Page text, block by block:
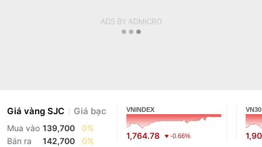
Giá vàng SJC Giá bạc
Mua vào 139,700
0%
Bán ra
142,700 0%
VNINDEX
1,764.78 -0.66%
VN30